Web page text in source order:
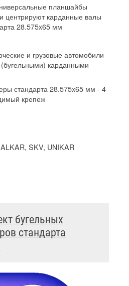
планшайбы
центрируют карданные валы
28.575x65 мм
и грузовые автомобили
карданными
стандарта 28.575x65 мм - 4
крепеж
SKV, UNIKAR
бугельных
стандарта